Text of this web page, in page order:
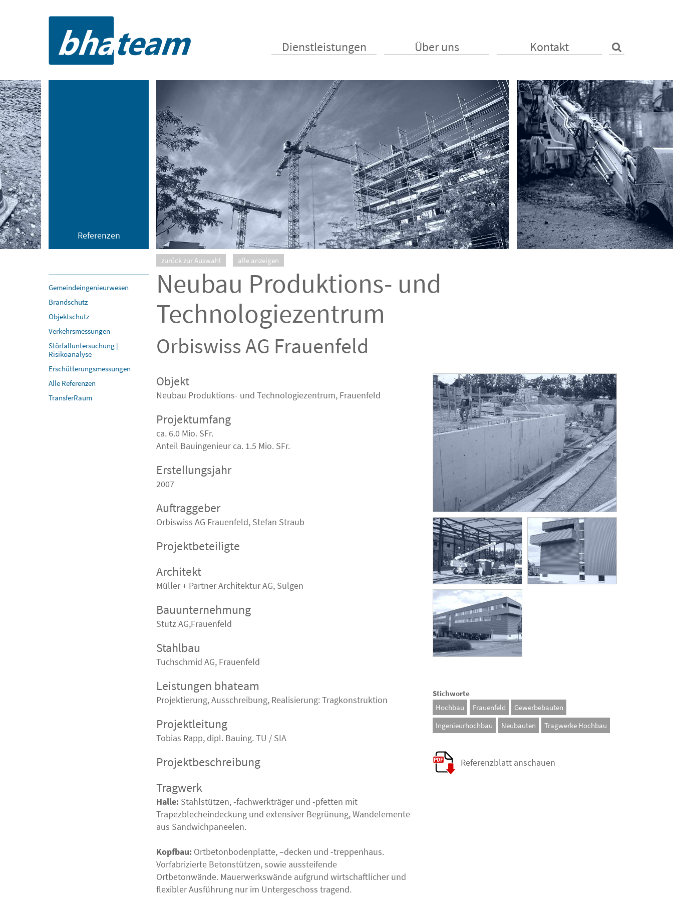
Dienstleistungen Über uns Kontakt
Referenzen
zurück zur Auswahl alle anzeigen
Gemeindeingenieurwesen
Brandschutz
Objektschutz
Verkehrsmessungen
Störfalluntersuchung |
Risikoanalyse
Erschütterungsmessungen
Alle Referenzen
TransferRaum
Neubau Produktions- und
Technologiezentrum
Orbiswiss AG Frauenfeld
Objekt
Neubau Produktions- und Technologiezentrum, Frauenfeld
Projektumfang
ca. 6.0 Mio. SFr.
Anteil Bauingenieur ca. 1.5 Mio. SFr.
Erstellungsjahr
2007
Auftraggeber
Orbiswiss AG Frauenfeld, Stefan Straub
Projektbeteiligte
Architekt
Müller + Partner Architektur AG, Sulgen
Bauunternehmung
Stutz AG,Frauenfeld
Stahlbau
Tuchschmid AG, Frauenfeld
Leistungen bhateam
Projektierung, Ausschreibung, Realisierung: Tragkonstruktion
Projektleitung
Tobias Rapp, dipl. Bauing. TU / SIA
Projektbeschreibung
Tragwerk
Halle: Stahlstützen, -fachwerkträger und -pfetten mit
Trapezblecheindeckung und extensiver Begrünung, Wandelemente
aus Sandwichpaneelen.
Kopfbau: Ortbetonbodenplatte, –decken und -treppenhaus.
Vorfabrizierte Betonstützen, sowie aussteifende
Ortbetonwände. Mauerwerkswände aufgrund wirtschaftlicher und
flexibler Ausführung nur im Untergeschoss tragend.
Stichworte
Hochbau
Frauenfeld
Gewerbebauten
Ingenieurhochbau
Neubauten Tragwerke Hochbau
Referenzblatt anschauen